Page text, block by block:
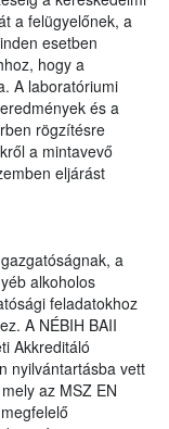
a felügyelőnek, a
esetben
hogy a
A laboratóriumi
és a
rögzítésre
a mintavevő
eljárást
a
alkoholos
feladatokhoz
A NÉBIH BAII
Akkreditáló
nyilvántartásba vett
az MSZ EN